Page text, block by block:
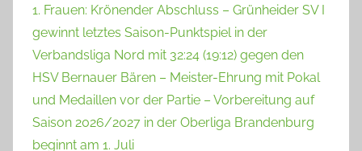
1. Frauen: Krönender Abschluss – Grünheider SV I
gewinnt letztes Saison-Punktspiel in der
Verbandsliga Nord mit 32:24 (19:12) gegen den
HSV Bernauer Bären – Meister-Ehrung mit Pokal
und Medaillen vor der Partie – Vorbereitung auf
Saison 2026/2027 in der Oberliga Brandenburg
beginnt am 1. Juli